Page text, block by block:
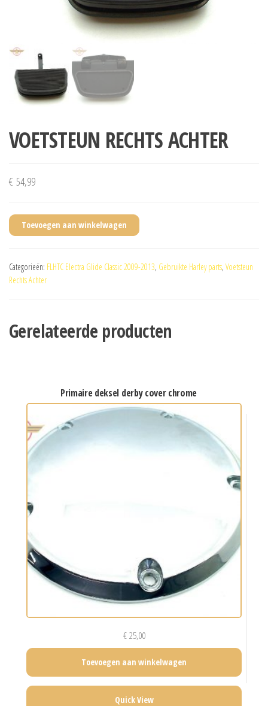
VOETSTEUN RECHTS ACHTER
€ 54,99
Toevoegen aan winkelwagen
Categorieën: FLHTC Electra Glide Classic 2009-2013, Gebruikte Harley parts, Voetsteun
Rechts Achter
Gerelateerde producten
primaire deksel derby cover chrome
€25,00
Toevoegen aan winkelwagen
Quick View